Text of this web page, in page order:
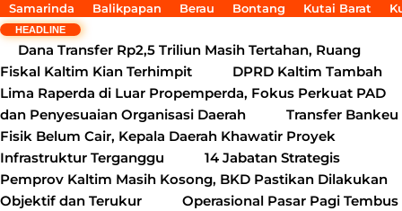
Samarinda Balikpapan Berau Bontang Kutai Barat
HEADLINE
Dana Transfer Rp2,5 Triliun Masih Tertahan, Ruang
Fiskal Kaltim Kian Terhimpit
DPRD Kaltim Tambah
Lima Raperda di Luar Propemperda, Fokus Perkuat PAD
dan Penyesuaian Organisasi Daerah
Transfer Bankeu
Fisik Belum Cair, Kepala Daerah Khawatir Proyek
Infrastruktur Terganggu
14 Jabatan Strategis
Pemprov Kaltim Masih Kosong, BKD Pastikan Dilakukan
Objektif dan Terukur
Operasional Pasar Pagi Tembus